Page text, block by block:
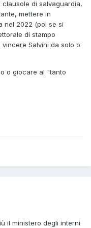
di salvaguardia,
mettere in
nel 2022 (poi se si
di stampo
Salvini da solo o
o giocare al "tanto
il ministero degli interni